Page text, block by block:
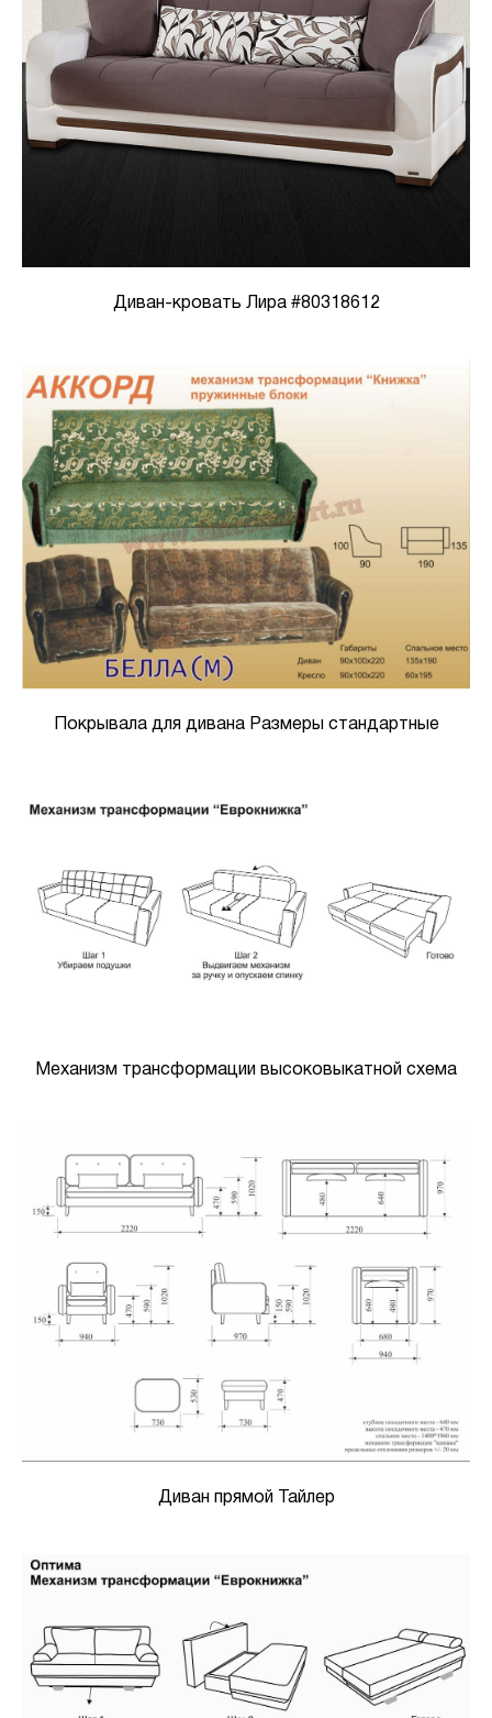
Диван-кровать Лира #80318612
Покрывала для дивана Размеры стандартные
Механизм трансформации высоковыкатной схема
Диван прямой Тайлер